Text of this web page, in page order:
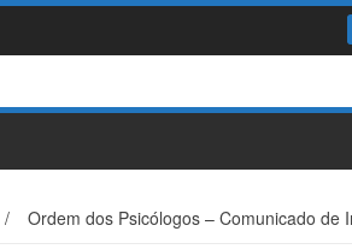
/ Ordem dos Psicólogos – Comunicado de